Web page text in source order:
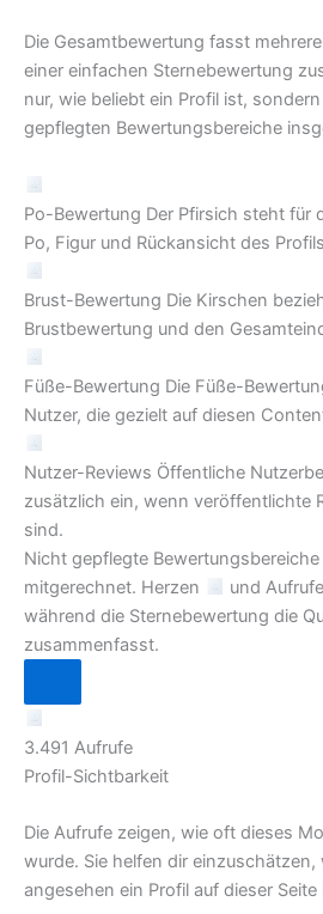
Die Gesamtbewertung fasst
einer einfachen Sternebewertung
nur, wie beliebt ein Profil ist,
gepflegten Bewertungsbereiche
Po-Bewertung Der Pfirsich steht für
Po, Figur und Rückansicht des
Brust-Bewertung Die Kirschen
Brustbewertung und den
Füße-Bewertung Die Füße-
Nutzer, die gezielt auf diesen
Nutzer-Reviews Öffentliche
zusätzlich ein, wenn veröffentlichte
sind.
Nicht gepflegte
mitgerechnet. Herzen
und
während die Sternebewertung die
zusammenfasst.
3.491 Aufrufe
Profil-Sichtbarkeit
Die Aufrufe zeigen, wie oft dieses
wurde. Sie helfen dir
angesehen ein Profil auf dieser Seite